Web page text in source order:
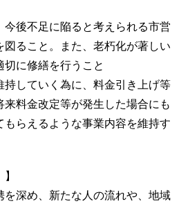
今後不足に陥ると考えられる市営
図ること。また、老朽化が著しい
に修繕を行うこと
持していく為に、料金引き上げ等
来料金改定等が発生した場合にも
もらえるような事業内容を維持す
を深め、新たな人の流れや、地域